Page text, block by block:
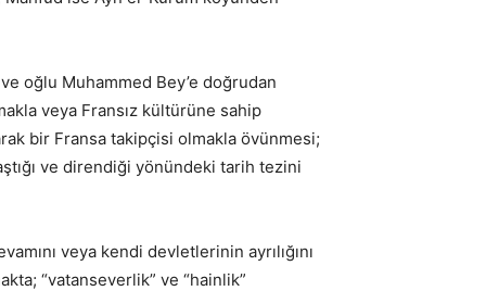
oğlu Muhammed Bey’e doğrudan
veya Fransız kültürüne sahip
bir Fransa takipçisi olmakla övünmesi;
ve direndiği yönündeki tarih tezini
veya kendi devletlerinin ayrılığını
“vatanseverlik” ve “hainlik”